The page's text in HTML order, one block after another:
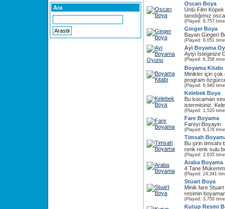
Ara
Oscarı Boya
Ünlü Film Köpek
tanıdığımız
(Played: 8,757
Ginger Boya
Bayan Gingeri
(Played: 6,051
Ayi Boyama
Ayiyi İsteginize
(Played: 6,358
Boyama Kitabı
Minikler için çok
program
(Played: 6,940
Kelebek Boya
Bu kocaman
istermisiniz.
(Played: 1,520
Fare Boyama
Fareyi Boyayin
(Played: 6,178
Timsah
Bu şirin timsahı
renk renk sulu
(Played: 2,635
Araba Boyama
4 Tane
(Played: 24,341
Stuart Boya
Minik fare Stuart
resimin
(Played: 3,750
Kutup Resmi